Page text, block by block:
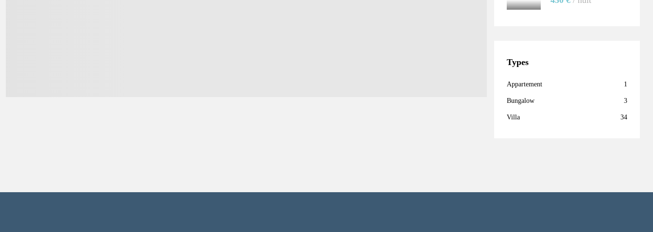
Types
Appartement 1
Bungalow 3
Villa 34